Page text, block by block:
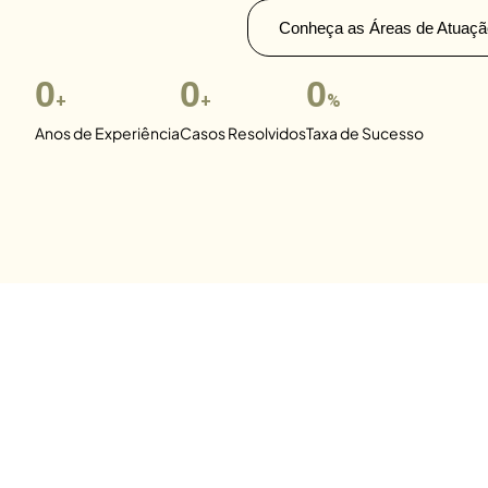
Conheça as Áreas de
0+
Anos de Experiência
0+
Casos Resolvidos
0%
Taxa de Sucesso